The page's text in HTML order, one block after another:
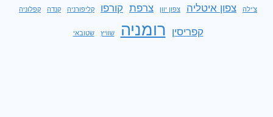
צ'ילה צפון איטליה צפון יוון צרפת קורפו קליפורניה קנדה קפלוניה
קפריסין רומניה שוויץ שטובאי